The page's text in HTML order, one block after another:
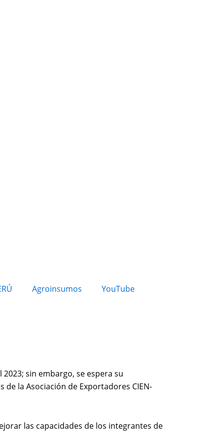
Agroinsumos YouTube
sin embargo, se espera su
la Asociación de Exportadores CIEN-
las capacidades de los integrantes de